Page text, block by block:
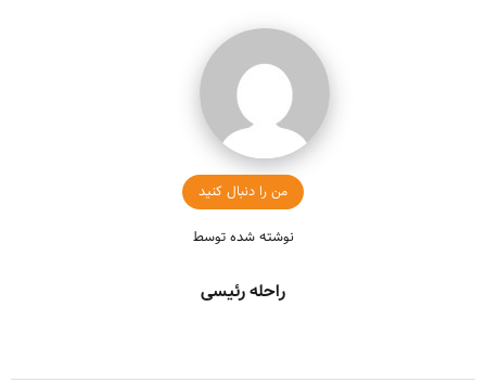
من را دنبال کنید
نوشته شده توسط
راحله رئیسی